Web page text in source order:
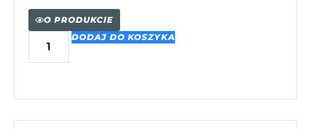
O PRODUKCIE
DODAJ DO KOSZYKA